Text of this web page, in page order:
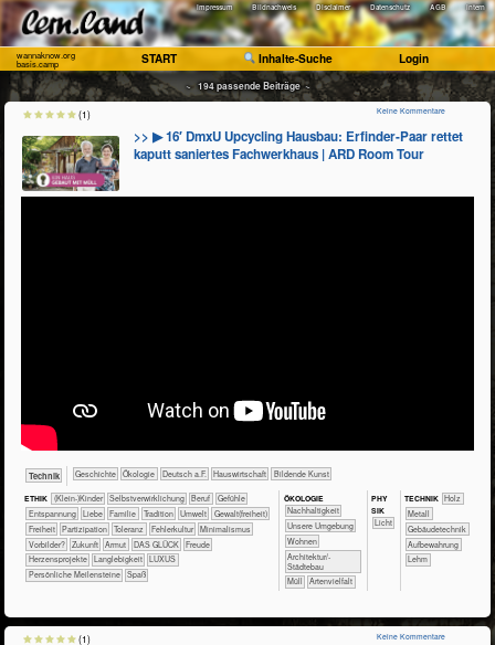
Impressum Bildnachweis Disclaimer Datenschutz AGB Intern
wannaknow.org
basis.camp START Inhalte-Suche Login
~ 194 passende Beiträge ~
>> ▶ 16′ DmxU Upcycling Hausbau: Erfinder-Paar rettet
kaputt saniertes Fachwerkhaus | ARD Room Tour
​Technik ​​​​​​​​Geschichte ​​​​​​​​Ökologie ​​​Deutsch a.F. ​Haus­wirtschaft Bildende Kunst
ETHIK (Klein-)Kinder ​​​​​​​​​​​​​​​​​​​​​​​​​​​​​​​​​​​​​​​​Selbst­verwirklichung ​​​​​​​​​​​​​​​Beruf
​​​​​​​​​​​​​​​Gefühle
​​​​​​​​​​​​​Entspannung
​​​​​​​​​​​​Liebe ​​​​​​​​​​​Familie ​​​​​​​​​​​Tradition ​​​​​Umwelt
​​​​Gewalt(freiheit)
​​​Freiheit
​​​Partizipation ​​​Toleranz ​​Fehlerkultur
​​Minimalismus
​​Vorbilder?
​Zukunft Armut DAS GLÜCK
Freude
Herzensprojekte
Langlebigkeit
LUXUS
Persönliche Meilensteine
Spaß
ÖKO​LOGIE
​​​​​​​​​​​​​​​Nachhaltigkeit
​​​​​​​​​​​​​Unsere Umgebung
​​​​Wohnen
​​​Architektur/­
Städtebau
​Müll
Artenvielfalt
PHY​
SIK
​​​​​Licht
TECH​NIK ​​​​​​​​Holz
​​​​​​​​Metall
​​​​​Gebäudetechnik
Aufbewahrung
Lehm
Keine Kommentare
(1)
Keine Kommentare
(1)